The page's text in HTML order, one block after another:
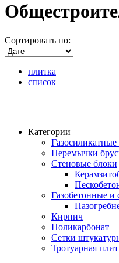
Сортировать по:
плитка
список
Категории
Газосиликатные
Перемычки
Стеновые блоки
Газобетонные и
Кирпич
Поликарбонат
Сетки
Тротуарная